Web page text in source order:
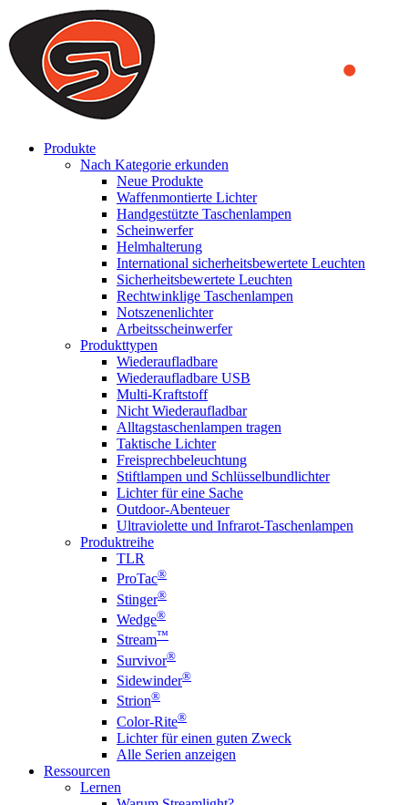
We use cookies to ensure that we provide you the best experience
on our website. By continuing to browse this website, you accept
that cookies are used to help us analyze how the website is used and
to offer you a better experience. To learn more or to find out how
you can disable cookies, you can access our
Produkte
Nach Kategorie erkunden
Neue Produkte
Waffenmontierte Lichter
Handgestützte Taschenlampen
Scheinwerfer
Helmhalterung
International sicherheitsbewertete Leuchten
Sicherheitsbewertete Leuchten
Rechtwinklige Taschenlampen
Notszenenlichter
Arbeitsscheinwerfer
Produkttypen
Wiederaufladbare
Wiederaufladbare USB
Multi-Kraftstoff
Nicht Wiederaufladbar
Alltagstaschenlampen tragen
Taktische Lichter
Freisprechbeleuchtung
Stiftlampen und Schlüsselbundlichter
Lichter für eine Sache
Outdoor-Abenteuer
Ultraviolette und Infrarot-Taschenlampen
Produktreihe
TLR
ProTac®
Stinger®
Wedge®
Stream™
Survivor®
Sidewinder®
Strion®
Color-Rite®
Lichter für einen guten Zweck
Alle Serien anzeigen
Ressourcen
Lernen